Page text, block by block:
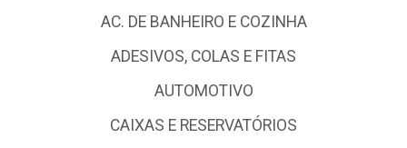
AC. DE BANHEIRO E COZINHA
ADESIVOS, COLAS E FITAS
AUTOMOTIVO
CAIXAS E RESERVATÓRIOS